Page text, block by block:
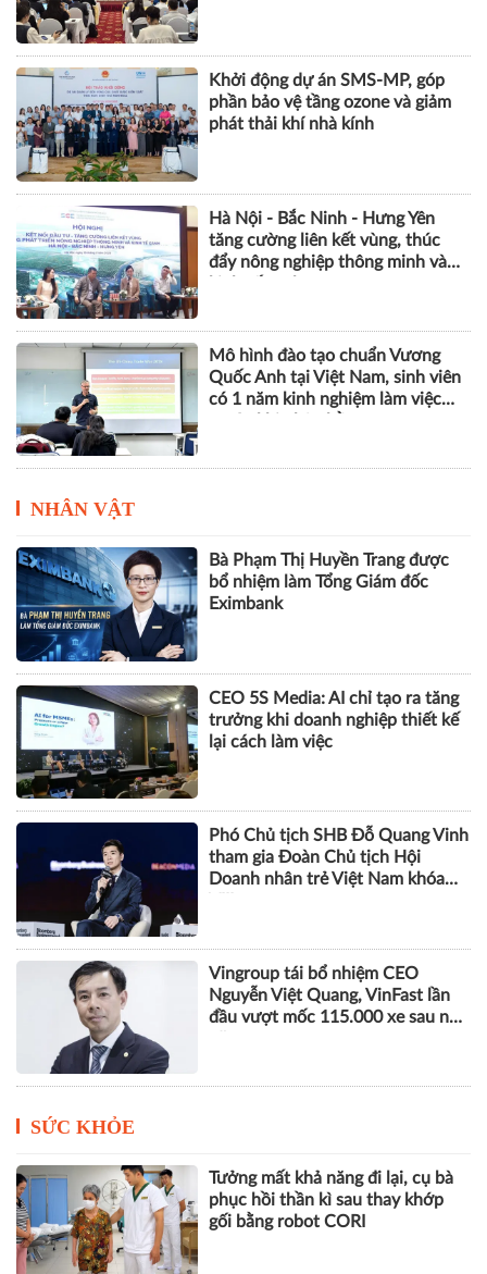
Khởi động dự án SMS-MP, góp
phần bảo vệ tầng ozone và giảm
phát thải khí nhà kính
Hà Nội - Bắc Ninh - Hưng Yên
tăng cường liên kết vùng, thúc
đẩy nông nghiệp thông minh và
Mô hình đào tạo chuẩn Vương
Quốc Anh tại Việt Nam, sinh viên
có 1 năm kinh nghiệm làm việc
NHÂN VẬT
Bà Phạm Thị Huyền Trang được
bổ nhiệm làm Tổng Giám đốc
Eximbank
CEO 5S Media: AI chỉ tạo ra tăng
trưởng khi doanh nghiệp thiết kế
lại cách làm việc
Phó Chủ tịch SHB Đỗ Quang Vinh
tham gia Đoàn Chủ tịch Hội
Doanh nhân trẻ Việt Nam khóa
Vingroup tái bổ nhiệm CEO
Nguyễn Việt Quang, VinFast lần
đầu vượt mốc 115.000 xe sau nửa
SỨC KHỎE
Tưởng mất khả năng đi lại, cụ bà
phục hồi thần kì sau thay khớp
gối bằng robot CORI